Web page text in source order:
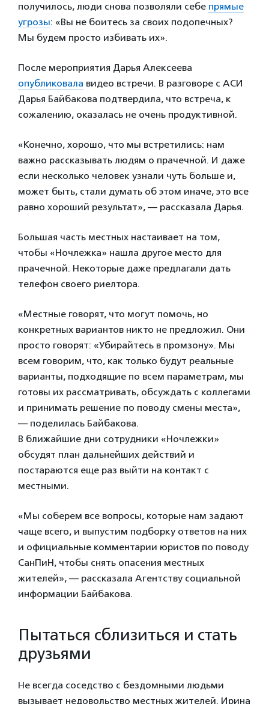
получилось, люди снова позволяли себе прямые
угрозы: «Вы не боитесь за своих подопечных?
Мы будем просто избивать их».
После мероприятия Дарья Алексеева
опубликовала видео встречи. В разговоре с АСИ
Дарья Байбакова подтвердила, что встреча, к
сожалению, оказалась не очень продуктивной.
«Конечно, хорошо, что мы встретились: нам
важно рассказывать людям о прачечной. И даже
если несколько человек узнали чуть больше и,
может быть, стали думать об этом иначе, это все
равно хороший результат», — рассказала Дарья.
Большая часть местных настаивает на том,
чтобы «Ночлежка» нашла другое место для
прачечной. Некоторые даже предлагали дать
телефон своего риелтора.
«Местные говорят, что могут помочь, но
конкретных вариантов никто не предложил. Они
просто говорят: «Убирайтесь в промзону». Мы
всем говорим, что, как только будут реальные
варианты, подходящие по всем параметрам, мы
готовы их рассматривать, обсуждать с коллегами
и принимать решение по поводу смены места»,
— поделилась Байбакова.
В ближайшие дни сотрудники «Ночлежки»
обсудят план дальнейших действий и
постараются еще раз выйти на контакт с
местными.
«Мы соберем все вопросы, которые нам задают
чаще всего, и выпустим подборку ответов на них
и официальные комментарии юристов по поводу
СанПиН, чтобы снять опасения местных
жителей», — рассказала Агентству социальной
информации Байбакова.
Пытаться сблизиться и стать
друзьями
Не всегда соседство с бездомными людьми
вызывает недовольство местных жителей. Ирина